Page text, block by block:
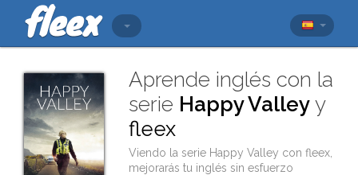
Aprende inglés con la
serie Happy Valley y
fleex
Viendo la serie Happy Valley confleex
mejorarás tu inglés sin esfuerzo